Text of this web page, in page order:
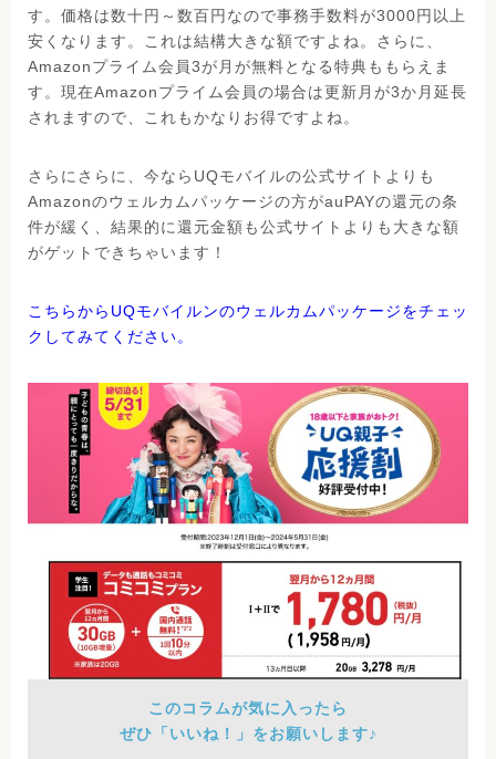
す。価格は数十円～数百円なので事務手数料が3000円以上
安くなります。これは結構大きな額ですよね。さらに、
Amazonプライム会員3が月が無料となる特典ももらえま
す。現在Amazonプライム会員の場合は更新月が3か月延長
されますので、これもかなりお得ですよね。
さらにさらに、今ならUQモバイルの公式サイトよりも
Amazonのウェルカムパッケージの方がauPAYの還元の条
件が緩く、結果的に還元金額も公式サイトよりも大きな額
がゲットできちゃいます！
こちらからUQモバイルンのウェルカムパッケージをチェッ
クしてみてください。
このコラムが気に入ったら
ぜひ「いいね！」をお願いします♪